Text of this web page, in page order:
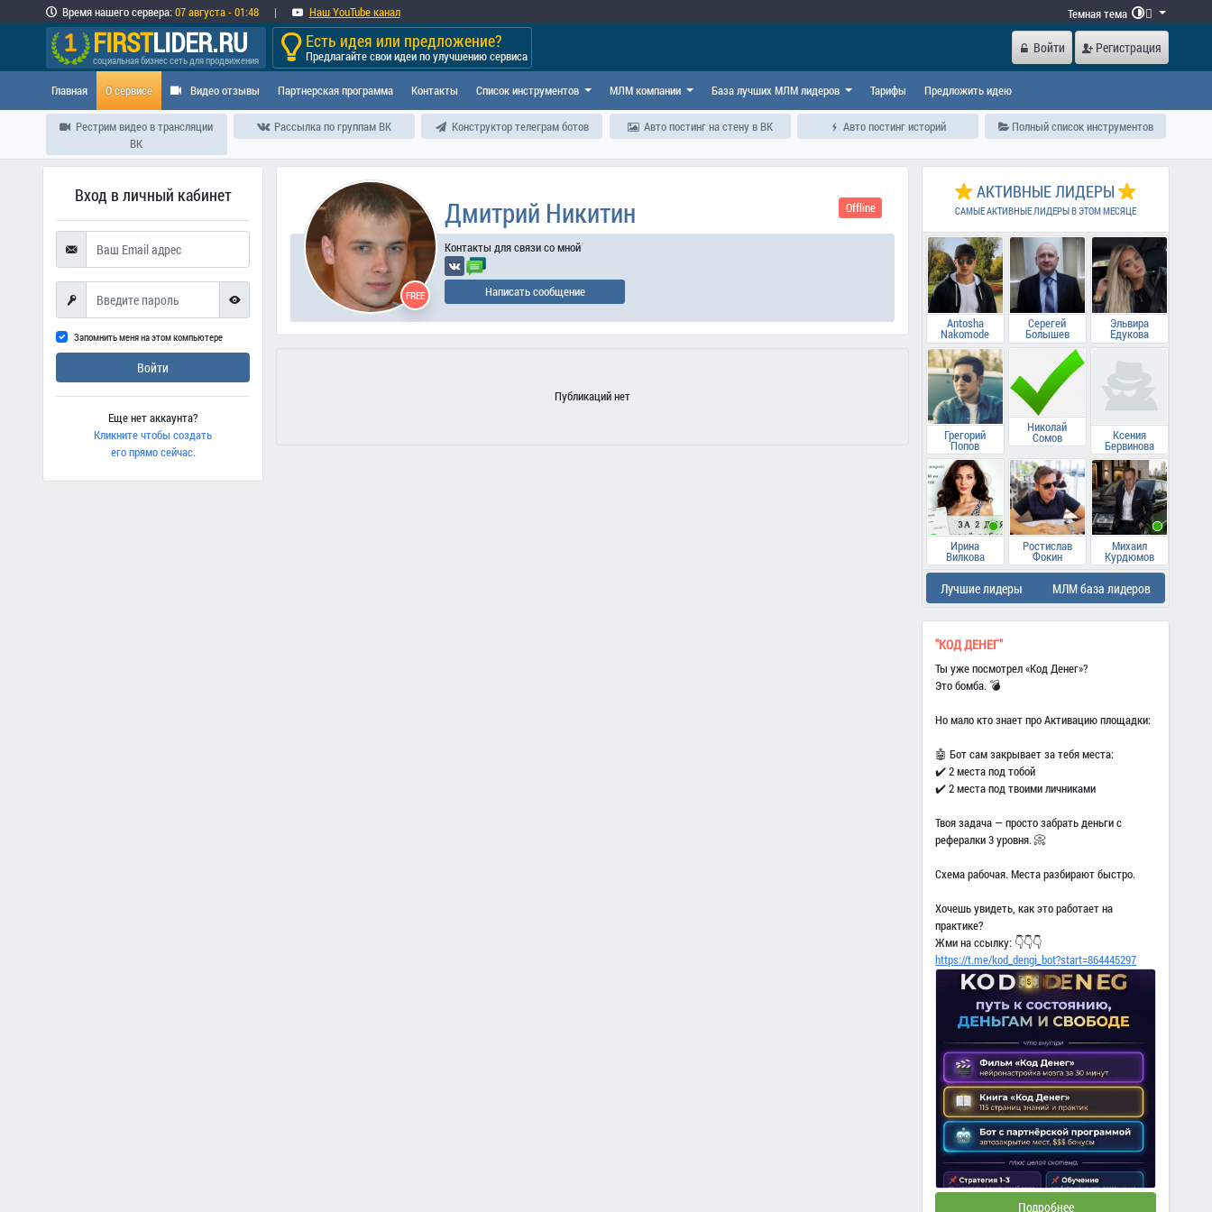
Времянашего сервера:07 августа - 01:48 | Наш YouTube канал Темная тема 
FIRSTLIDER.RU
социальная бизнес сеть для продвижения
Есть идея или предложение?
Предлагайте свои идеи по улучшению сервиса Войти Регистрация
Главная О сервисе Видео отзывы Партнерская программа Контакты Список инструментов МЛМ компании База лучших МЛМ лидеров Тарифы Предложить идею
Рестрим видео в трансляции
ВК
Рассылка по группам ВК Конструктор телеграм ботов Авто постинг на стену в ВК Авто постинг историй Полный список инструментов
Вход в личный кабинет
Запомнить меня на этом компьютере
Войти
Еще нет аккаунта?
Кликните чтобы создать
его прямо сейчас.
FREE
Дмитрий Никитин Offline
Контакты для связи со мной
Написать сообщение
Публикаций нет
АКТИВНЫЕ ЛИДЕРЫ
САМЫЕ АКТИВНЫЕ ЛИДЕРЫ В ЭТОМ МЕСЯЦЕ
Antosha
Nakomode
Серегей
Болышев
Эльвира
Едукова
Грегорий
Попов
Николай
Сомов Ксения
Бервинова
Ирина
Вилкова
Ростислав
Фокин
Михаил
Курдюмов
Лучшие лидеры МЛМ база лидеров
"КОД ДЕНЕГ"
Ты уже посмотрел «Код Денег»?
Это бомба. 💣
Но мало кто знает про Активацию площадки:
🤖 Бот сам закрывает за тебя места:
✔️ 2 места под тобой
✔️ 2 места под твоими личниками
Твоя задача — просто забрать деньги с
рефералки 3 уровня. 📀
Схема рабочая. Места разбирают быстро.
Хочешь увидеть, как это работает на
практике?
Жми на ссылку: 👇👇👇
https://t.me/kod_dengi_bot?start=864445297
Подробнее